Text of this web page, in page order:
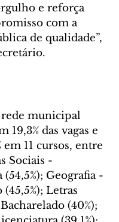
e reforça
com a
de qualidade”,
rede municipal
19,3% das vagas e
em 11 cursos, entre
Sociais -
Geografia -
Letras
(40%);